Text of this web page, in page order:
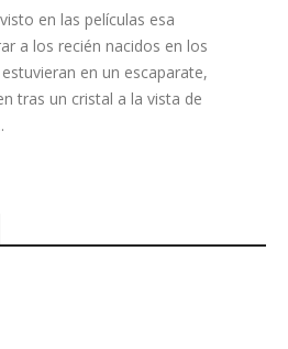
en las películas esa
a los recién nacidos en los
en un escaparate,
tras un cristal a la vista de